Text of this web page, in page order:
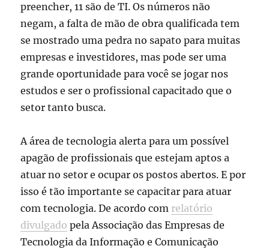
preencher, 11 são de TI. Os números não
negam, a falta de mão de obra qualificada tem
se mostrado uma pedra no sapato para muitas
empresas e investidores, mas pode ser uma
grande oportunidade para você se jogar nos
estudos e ser o profissional capacitado que o
setor tanto busca.
A área de tecnologia alerta para um possível
apagão de profissionais que estejam aptos a
atuar no setor e ocupar os postos abertos. E por
isso é tão importante se capacitar para atuar
com tecnologia. De acordo com relatório
divulgado pela Associação das Empresas de
Tecnologia da Informação e Comunicação